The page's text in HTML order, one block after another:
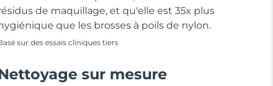
de maquillage, et qu'elle est 35x plus
que les brosses à poils de nylon.
sur des essais cliniques tiers
sur mesure